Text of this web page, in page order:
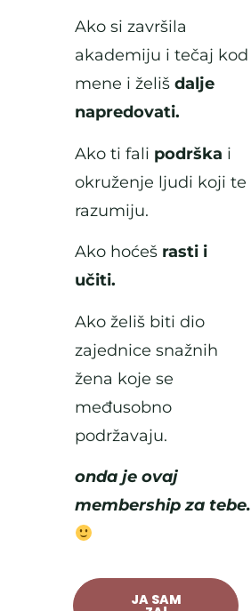
Ako si završila
akademiju i tečaj kod
mene i želiš dalje
napredovati.
Ako ti fali podrška i
okruženje ljudi koji te
razumiju.
Ako hoćeš rasti i
učiti.
Ako želiš biti dio
zajednice snažnih
žena koje se
međusobno
podržavaju.
onda je ovaj
membership za tebe.
JA SAM